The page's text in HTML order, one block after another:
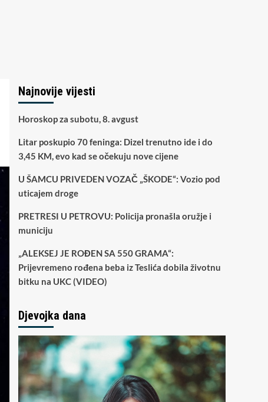
Najnovije vijesti
Horoskop za subotu, 8. avgust
Litar poskupio 70 feninga: Dizel trenutno ide i do
3,45 KM, evo kad se očekuju nove cijene
U ŠAMCU PRIVEDEN VOZAČ „ŠKODE“: Vozio pod
uticajem droge
PRETRESI U PETROVU: Policija pronašla oružje i
municiju
„ALEKSEJ JE ROĐEN SA 550 GRAMA“:
Prijevremeno rođena beba iz Teslića dobila životnu
bitku na UKC (VIDEO)
Djevojka dana